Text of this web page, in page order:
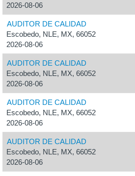
2026-08-06
AUDITOR DE CALIDAD
Escobedo, NLE, MX, 66052
2026-08-06
AUDITOR DE CALIDAD
Escobedo, NLE, MX, 66052
2026-08-06
AUDITOR DE CALIDAD
Escobedo, NLE, MX, 66052
2026-08-06
AUDITOR DE CALIDAD
Escobedo, NLE, MX, 66052
2026-08-06